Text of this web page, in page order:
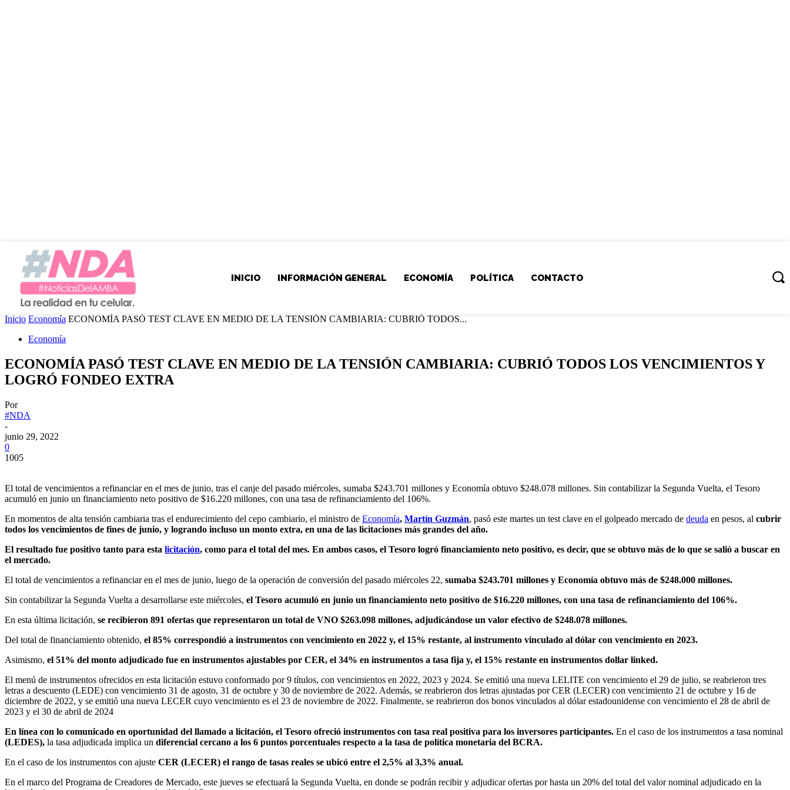
INICIO INFORMACIÓN GENERAL ECONOMÍA POLÍTICA CONTACTO
Inicio Economía ECONOMÍA PASÓ TEST CLAVE EN MEDIO DE LA TENSIÓN CAMBIARIA: CUBRIÓ TODOS...
Economía
ECONOMÍA PASÓ TEST CLAVE EN MEDIO DE LA TENSIÓN CAMBIARIA: CUBRIÓ TODOS LOS VENCIMIENTOS Y
LOGRÓ FONDEO EXTRA
Por
#NDA
-
junio 29, 2022
0
1005
El total de vencimientos a refinanciar en el mes de junio, tras el canje del pasado miércoles, sumaba $243.701 millones y Economía obtuvo $248.078 millones. Sin contabilizar la Segunda Vuelta, el Tesoro
acumuló en junio un financiamiento neto positivo de $16.220 millones, con una tasa de refinanciamiento del 106%.
En momentos de alta tensión cambiaria tras el endurecimiento del cepo cambiario, el ministro de Economía, Martín Guzmán, pasó este martes un test clave en el golpeado mercado de deuda en pesos, al cubrir
todos los vencimientos de fines de junio, y logrando incluso un monto extra, en una de las licitaciones más grandes del año.
El resultado fue positivo tanto para esta licitación, como para el total del mes. En ambos casos, el Tesoro logró financiamiento neto positivo, es decir, que se obtuvo más de lo que se salió a buscar en
el mercado.
El total de vencimientos a refinanciar en el mes de junio, luego de la operación de conversión del pasado miércoles 22, sumaba $243.701 millones y Economía obtuvo más de $248.000 millones.
Sin contabilizar la Segunda Vuelta a desarrollarse este miércoles, el Tesoro acumuló en junio un financiamiento neto positivo de $16.220 millones, con una tasa de refinanciamiento del 106%.
En esta última licitación, se recibieron 891 ofertas que representaron un total de VNO $263.098 millones, adjudicándose un valor efectivo de $248.078 millones.
Del total de financiamiento obtenido, el 85% correspondió a instrumentos con vencimiento en 2022 y, el 15% restante, al instrumento vinculado al dólar con vencimiento en 2023.
Asimismo, el 51% del monto adjudicado fue en instrumentos ajustables por CER, el 34% en instrumentos a tasa fija y, el 15% restante en instrumentos dollar linked.
El menú de instrumentos ofrecidos en esta licitación estuvo conformado por 9 títulos, con vencimientos en 2022, 2023 y 2024. Se emitió una nueva LELITE con vencimiento el 29 de julio, se reabrieron tres
letras a descuento (LEDE) con vencimiento 31 de agosto, 31 de octubre y 30 de noviembre de 2022. Además, se reabrieron dos letras ajustadas por CER (LECER) con vencimiento 21 de octubre y 16 de
diciembre de 2022, y se emitió una nueva LECER cuyo vencimiento es el 23 de noviembre de 2022. Finalmente, se reabrieron dos bonos vinculados al dólar estadounidense con vencimiento el 28 de abril de
2023 y el 30 de abril de 2024
En línea con lo comunicado en oportunidad del llamado a licitación, el Tesoro ofreció instrumentos con tasa real positiva para los inversores participantes. En el caso de los instrumentos a tasa nominal
(LEDES), la tasa adjudicada implica un diferencial cercano a los 6 puntos porcentuales respecto a la tasa de política monetaria del BCRA.
En el caso de los instrumentos con ajuste CER (LECER) el rango de tasas reales se ubicó entre el 2,5% al 3,3% anual.
En el marco del Programa de Creadores de Mercado, este jueves se efectuará la Segunda Vuelta, en donde se podrán recibir y adjudicar ofertas por hasta un 20% del total del valor nominal adjudicado en la